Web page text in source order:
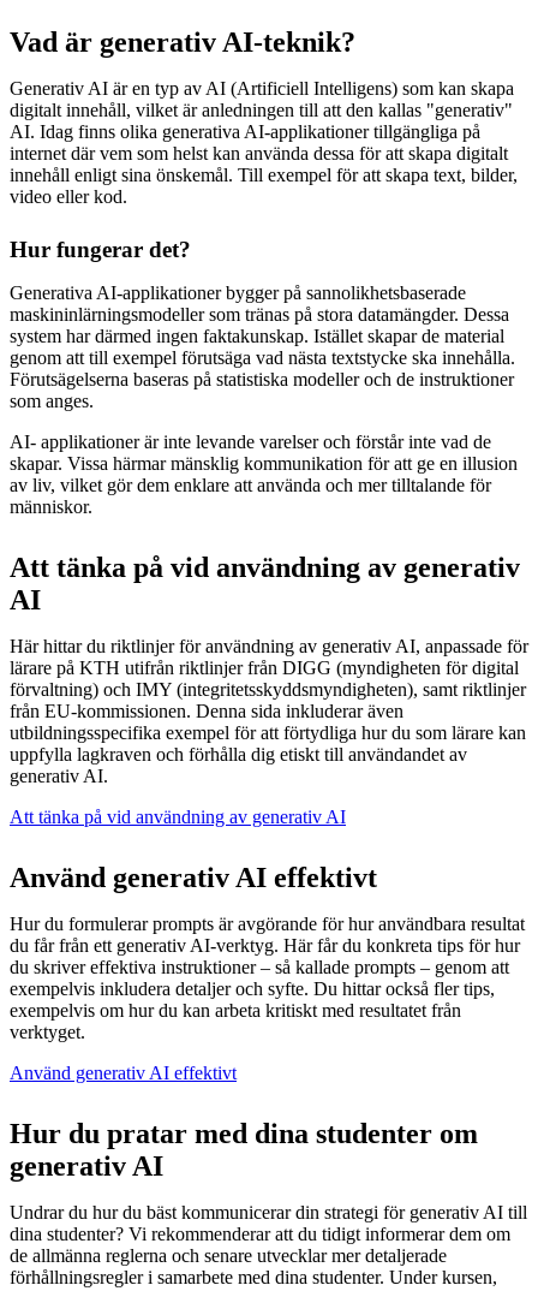
Vad är generativ AI-teknik?
Generativ AI är en typ av AI (Artificiell Intelligens) som kan skapa
digitalt innehåll, vilket är anledningen till att den kallas "generativ"
AI. Idag finns olika generativa AI-applikationer tillgängliga på
internet där vem som helst kan använda dessa för att skapa digitalt
innehåll enligt sina önskemål. Till exempel för att skapa text, bilder,
video eller kod.
Hur fungerar det?
Generativa AI-applikationer bygger på sannolikhetsbaserade
maskininlärningsmodeller som tränas på stora datamängder. Dessa
system har därmed ingen faktakunskap. Istället skapar de material
genom att till exempel förutsäga vad nästa textstycke ska innehålla.
Förutsägelserna baseras på statistiska modeller och de instruktioner
som anges.
AI- applikationer är inte levande varelser och förstår inte vad de
skapar. Vissa härmar mänsklig kommunikation för att ge en illusion
av liv, vilket gör dem enklare att använda och mer tilltalande för
människor.
Att tänka på vid användning av generativ
AI
Här hittar du riktlinjer för användning av generativ AI, anpassade för
lärare på KTH utifrån riktlinjer från DIGG (myndigheten för digital
förvaltning) och IMY (integritetsskyddsmyndigheten), samt riktlinjer
från EU-kommissionen. Denna sida inkluderar även
utbildningsspecifika exempel för att förtydliga hur du som lärare kan
uppfylla lagkraven och förhålla dig etiskt till användandet av
generativ AI.
Att tänka på vid användning av generativ AI
Använd generativ AI effektivt
Hur du formulerar prompts är avgörande för hur användbara resultat
du får från ett generativ AI-verktyg. Här får du konkreta tips för hur
du skriver effektiva instruktioner – så kallade prompts – genom att
exempelvis inkludera detaljer och syfte. Du hittar också fler tips,
exempelvis om hur du kan arbeta kritiskt med resultatet från
verktyget.
Använd generativ AI effektivt
Hur du pratar med dina studenter om
generativ AI
Undrar du hur du bäst kommunicerar din strategi för generativ AI till
dina studenter? Vi rekommenderar att du tidigt informerar dem om
de allmänna reglerna och senare utvecklar mer detaljerade
förhållningsregler i samarbete med dina studenter. Under kursen,